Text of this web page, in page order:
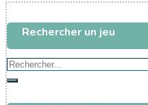
Rechercher un jeu
Rechercher...
Rechercher